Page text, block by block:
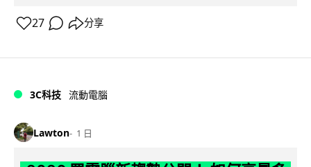
27 分享
3C科技 流動電腦
Lawton 1 日